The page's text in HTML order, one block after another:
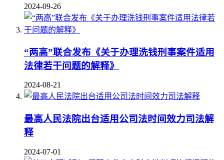
2024-09-26
“两高”联合发布《关于办理洗钱刑事案件适用
法律若干问题的解释》
2024-08-21
最高人民法院出台适用公司法时间效力司法解
释
2024-07-01